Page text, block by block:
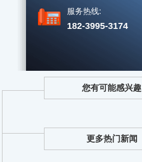
服务热线:
182-3995-3174
您有可能感兴趣
更多热门新闻